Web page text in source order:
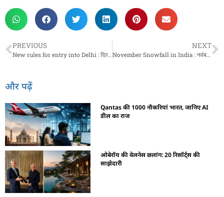
PREVIOUS
New rules for entry into Delhi : दिल्ली जा रहे हैं तो पहले पढ़ लें ये खबर, वर्ना हो सकता है बड़ा चलान
NEXT
November Snowfall in India : नवंबर में भारत में देखनी है बर्फबारी तो इन जगहों की सैर का करें प्लान
और पढ़ें
Qantas की 1000 नौकरियां भारत, जानिए AI
डील का राज
ओबेरॉय की वेलनेस छलांग: 20 रिसॉर्ट्स की
साझेदारी